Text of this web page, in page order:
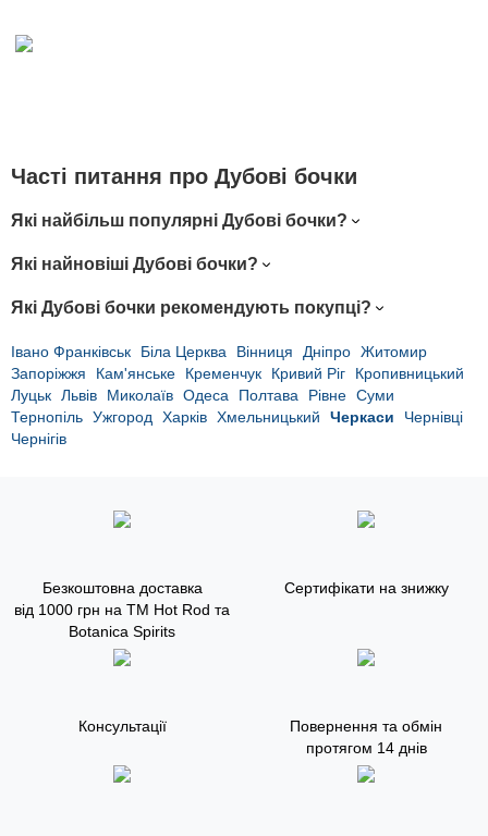
Чacті питaння пpo Дубові бочки
Які найбільш популярні Дубові бочки?
Які найновіші Дубові бочки?
Які Дубові бочки рекомендують покупці?
Івано Франківськ Біла Церква Вінниця Дніпро Житомир
Запоріжжя
Кам'янське Кременчук Кривий Ріг
Кропивницький
Луцьк Львів Миколаїв Одеса Полтава Рівне Суми
Тернопіль Ужгород Харків Хмельницький Черкаси
Чернівці
Чернігів
Безкоштовна доставка
від 1000 грн на ТМ Hot Rod та
Botanica Spirits
Сертифікати на знижку
Консультації
Повернення та обмін
протягом 14 днів